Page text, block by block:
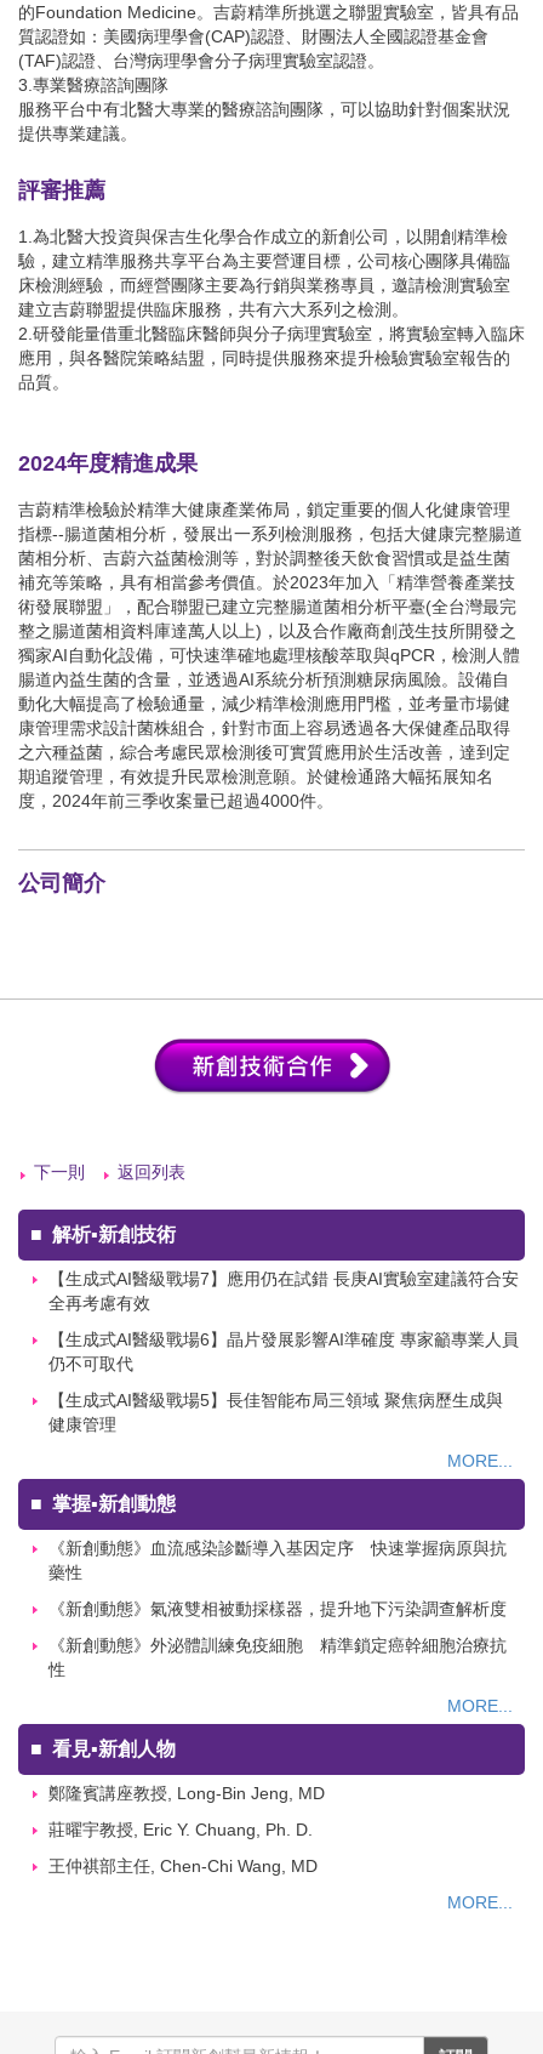
的Foundation Medicine。吉蔚精準所挑選之聯盟實驗室，皆具有品
質認證如：美國病理學會(CAP)認證、財團法人全國認證基金會
(TAF)認證、台灣病理學會分子病理實驗室認證。
3.專業醫療諮詢團隊
服務平台中有北醫大專業的醫療諮詢團隊，可以協助針對個案狀況
提供專業建議。
評審推薦
1.為北醫大投資與保吉生化學合作成立的新創公司，以開創精準檢
驗，建立精準服務共享平台為主要營運目標，公司核心團隊具備臨
床檢測經驗，而經營團隊主要為行銷與業務專員，邀請檢測實驗室
建立吉蔚聯盟提供臨床服務，共有六大系列之檢測。
2.研發能量借重北醫臨床醫師與分子病理實驗室，將實驗室轉入臨床
應用，與各醫院策略結盟，同時提供服務來提升檢驗實驗室報告的
品質。
2024年度精進成果
吉蔚精準檢驗於精準大健康產業佈局，鎖定重要的個人化健康管理
指標--腸道菌相分析，發展出一系列檢測服務，包括大健康完整腸道
菌相分析、吉蔚六益菌檢測等，對於調整後天飲食習慣或是益生菌
補充等策略，具有相當參考價值。於2023年加入「精準營養產業技
術發展聯盟」，配合聯盟已建立完整腸道菌相分析平臺(全台灣最完
整之腸道菌相資料庫達萬人以上)，以及合作廠商創茂生技所開發之
獨家AI自動化設備，可快速準確地處理核酸萃取與qPCR，檢測人體
腸道內益生菌的含量，並透過AI系統分析預測糖尿病風險。設備自
動化大幅提高了檢驗通量，減少精準檢測應用門檻，並考量市場健
康管理需求設計菌株組合，針對市面上容易透過各大保健產品取得
之六種益菌，綜合考慮民眾檢測後可實質應用於生活改善，達到定
期追蹤管理，有效提升民眾檢測意願。於健檢通路大幅拓展知名
度，2024年前三季收案量已超過4000件。
公司簡介
下一則 返回列表
■ 解析▪新創技術
【生成式AI醫級戰場7】應用仍在試錯 長庚AI實驗室建議符合安
全再考慮有效
【生成式AI醫級戰場6】晶片發展影響AI準確度 專家籲專業人員
仍不可取代
【生成式AI醫級戰場5】長佳智能布局三領域 聚焦病歷生成與
健康管理
MORE...
■ 掌握▪新創動態
《新創動態》血流感染診斷導入基因定序 快速掌握病原與抗
藥性
《新創動態》氣液雙相被動採樣器，提升地下污染調查解析度
《新創動態》外泌體訓練免疫細胞 精準鎖定癌幹細胞治療抗
性
MORE...
■ 看見▪新創人物
鄭隆賓講座教授, Long-Bin Jeng, MD
莊曜宇教授, Eric Y. Chuang, Ph. D.
王仲祺部主任, Chen-Chi Wang, MD
MORE...